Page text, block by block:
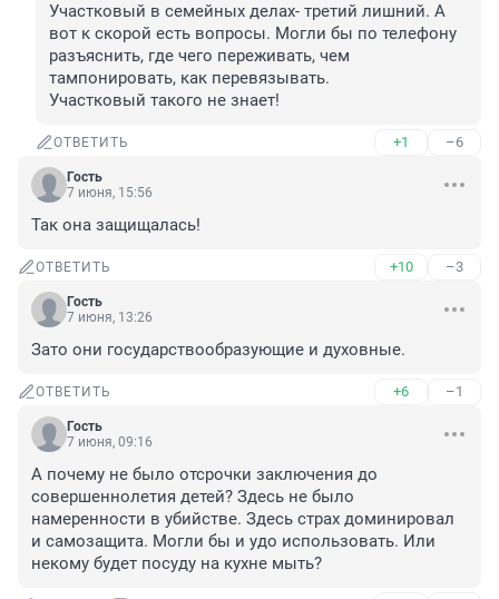
Участковый в семейных делах- третий лишний. А
вот к скорой есть вопросы. Могли бы по телефону
разъяснить, где чего переживать, чем
тампонировать, как перевязывать.
Участковый такого не знает!
ОТВЕТИТЬ +1 –6
Гость
7 июня, 15:56
Так она защищалась!
ОТВЕТИТЬ +10 –3
Гость
7 июня, 13:26
Зато они государствообразующие и духовные.
ОТВЕТИТЬ +6 –1
Гость
7 июня, 09:16
А почему не было отсрочки заключения до
совершеннолетия детей? Здесь не было
намеренности в убийстве. Здесь страх доминировал
и самозащита. Могли бы и удо использовать. Или
некому будет посуду на кухне мыть?